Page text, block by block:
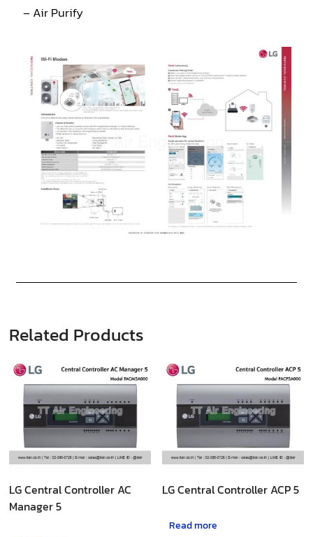
– Air Purify
Related Products
LG Central Controller AC
Manager 5
LG Central Controller ACP 5
Read more